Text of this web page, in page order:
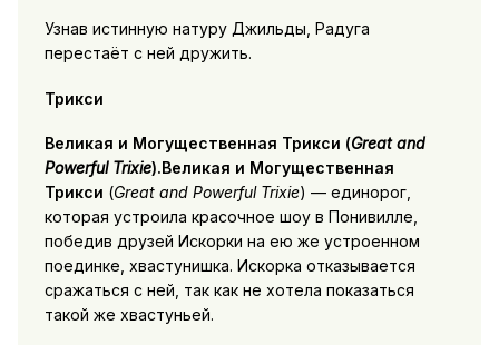
Узнав истинную натуру Джильды, Радуга
перестаёт с ней дружить.
Трикси
Великая и Могущественная Трикси (Great and
Powerful Trixie).Великая и Могущественная
Трикси (Great and Powerful Trixie) — единорог,
которая устроила красочное шоу в Понивилле,
победив друзей Искорки на ею же устроенном
поединке, хвастунишка. Искорка отказывается
сражаться с ней, так как не хотела показаться
такой же хвастуньей.